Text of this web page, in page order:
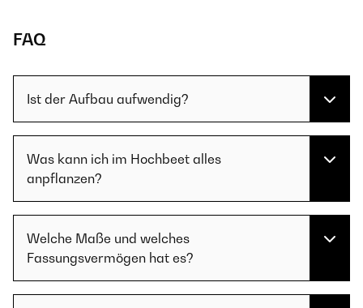
FAQ
Ist der Aufbau aufwendig?
Was kann ich im Hochbeet alles
anpflanzen?
Welche Maße und welches
Fassungsvermögen hat es?